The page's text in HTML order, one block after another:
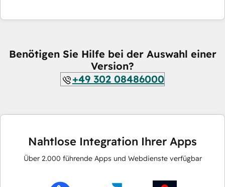
Benötigen Sie Hilfe bei der Auswahl einer
Version?
+49 302 08486000
Nahtlose Integration Ihrer Apps
Über 2.000 führende Apps und Webdienste verfügbar